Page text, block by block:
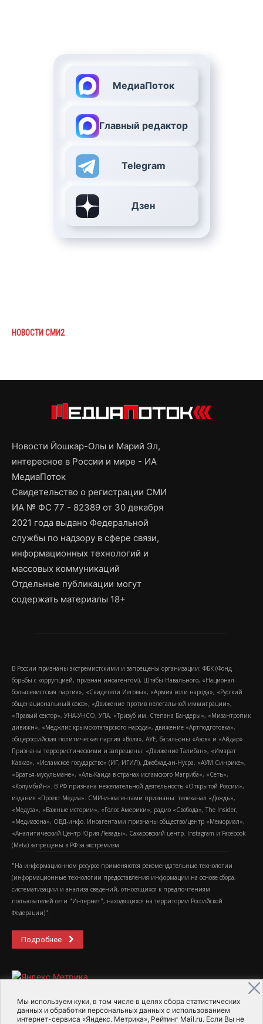
Мы используем куки, в том числе в целях сбора статистических
данных и обработки персональных данных с использованием
интернет-сервиса «Яндекс. Метрика», Рейтинг Mail.ru. Если Вы не
МедиаПоток
Главный редактор
Telegram
Дзен
НОВОСТИ СМИ2
Новости Йошкар-Олы и Марий Эл,
интересное в России и мире - ИА
МедиаПоток
Свидетельство о регистрации СМИ
ИА № ФС 77 - 82389 от 30 декабря
2021 года выдано Федеральной
службы по надзору в сфере связи,
информационных технологий и
массовых коммуникаций
Отдельные публикации могут
содержать материалы 18+
В России признаны экстремистскими и запрещены организации: ФБК (Фонд
борьбы с коррупцией, признан иноагентом), Штабы Навального, «Национал-
большевистская партия», «Свидетели Иеговы», «Армия воли народа», «Русский
общенациональный союз», «Движение против нелегальной иммиграции»,
«Правый сектор», УНА-УНСО, УПА, «Тризуб им. Степана Бандеры», «Мизантропик
дивижн», «Меджлис крымскотатарского народа», движение «Артподготовка»,
общероссийская политическая партия «Воля», АУЕ, батальоны «Азов» и «Айдар».
Признаны террористическими и запрещены: «Движение Талибан», «Имарат
Кавказ», «Исламское государство» (ИГ, ИГИЛ), Джебхад-ан-Нусра, «АУМ Синрике»,
«Братья-мусульмане», «Аль-Каида в странах исламского Магриба», «Сеть»,
«Колумбайн». В РФ признана нежелательной деятельность «Открытой России»,
издания «Проект Медиа». СМИ-иноагентами признаны: телеканал «Дождь»,
«Медуза», «Важные истории», «Голос Америки», радио «Свобода», The Insider,
«Медиазона», ОВД-инфо. Иноагентами признаны общество/центр «Мемориал»,
«Аналитический Центр Юрия Левады», Сахаровский центр. Instagram и Facebook
(Metа) запрещены в РФ за экстремизм.
"На информационном ресурсе применяются рекомендательные технологии
(информационные технологии предоставления информации на основе сбора,
систематизации и анализа сведений, относящихся к предпочтениям
пользователей сети "Интернет", находящихся на территории Российской
Федерации)".
Подробнее